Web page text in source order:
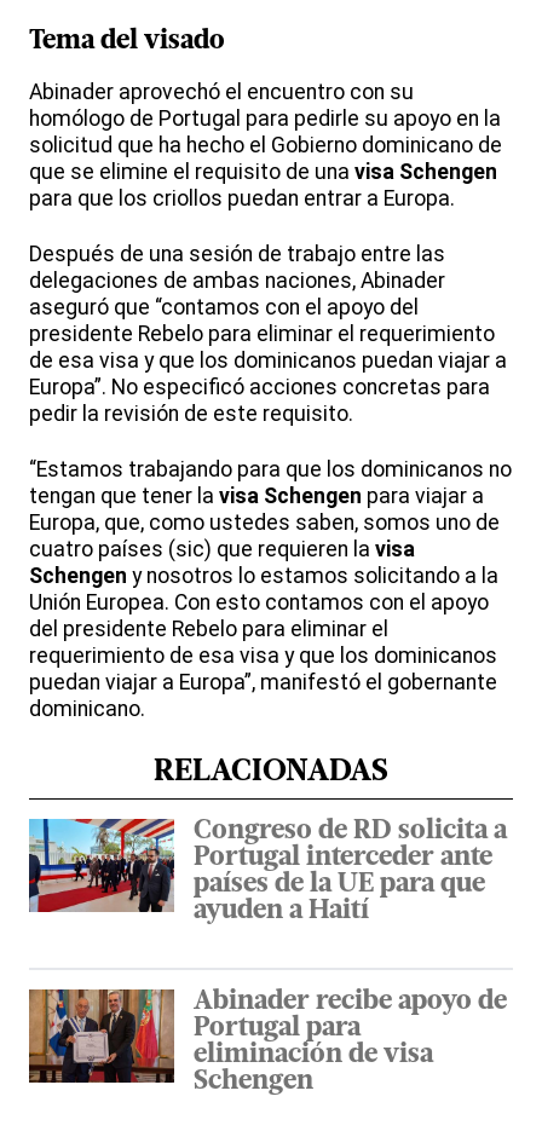
Tema del visado
Abinader aprovechó el encuentro con su
homólogo de Portugal para pedirle su apoyo en la
solicitud que ha hecho el Gobierno dominicano de
que se elimine el requisito de una visa Schengen
para que los criollos puedan entrar a Europa.
Después de una sesión de trabajo entre las
delegaciones de ambas naciones, Abinader
aseguró que “contamos con el apoyo del
presidente Rebelo para eliminar el requerimiento
de esa visa y que los dominicanos puedan viajar a
Europa”. No especificó acciones concretas para
pedir la revisión de este requisito.
“Estamos trabajando para que los dominicanos no
tengan que tener la visa Schengen para viajar a
Europa, que, como ustedes saben, somos uno de
cuatro países (sic) que requieren la visa
Schengen y nosotros lo estamos solicitando a la
Unión Europea. Con esto contamos con el apoyo
del presidente Rebelo para eliminar el
requerimiento de esa visa y que los dominicanos
puedan viajar a Europa”, manifestó el gobernante
dominicano.
RELACIONADAS
Congreso de RD solicita a
Portugal interceder ante
países de la UE para que
ayuden a Haití
Abinader recibe apoyo de
Portugal para
eliminación de visa
Schengen